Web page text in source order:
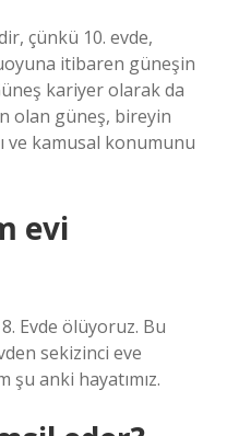
çünkü 10. evde,
itibaren güneşin
kariyer olarak da
olan güneş, bireyin
ve kamusal konumunu
evi
Evde ölüyoruz. Bu
sekizinci eve
şu anki hayatımız.